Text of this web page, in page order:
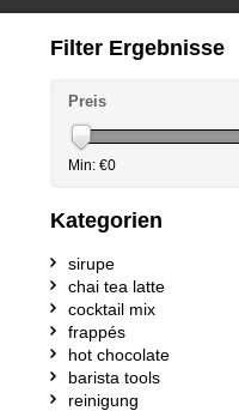
Filter Ergebnisse
Preis
Min: €0
Kategorien
sirupe
chai tea latte
cocktail mix
frappés
hot chocolate
barista tools
reinigung